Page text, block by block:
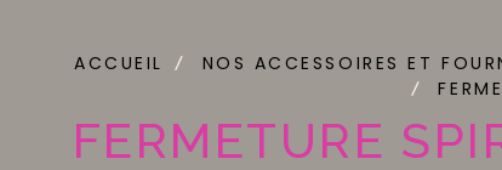
ACCUEIL NOS ACCESSOIRES ET
FERMETURE